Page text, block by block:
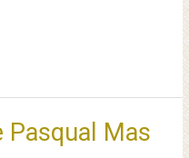
Pasqual Mas